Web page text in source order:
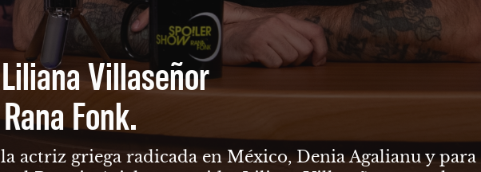
Villaseñor
Fonk.
actriz griega radicada en México, Denia Agalianu y para